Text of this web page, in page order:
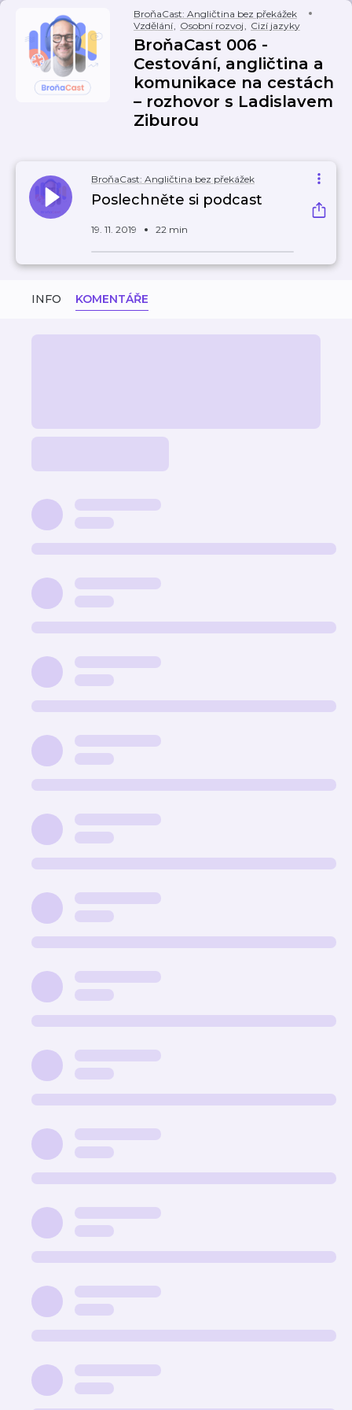
BroňaCast: Angličtina bez překážek
Vzdělání, Osobní rozvoj, Cizí jazyky
BroňaCast 006 -
Cestování, angličtina a
komunikace na cestách
– rozhovor s Ladislavem
Ziburou
BroňaCast: Angličtina bez překážek
Poslechněte si podcast
19. 11. 2019 22 min
INFO KOMENTÁŘE